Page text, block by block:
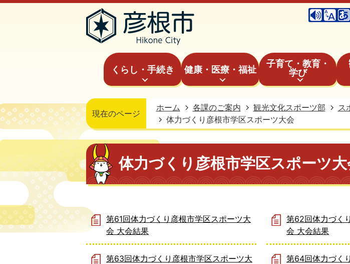
くらし・手続き 健康・医療・福祉
子育て・教育・
学び
現在のページ
ホーム 各課のご案内 観光文化スポーツ部 ス
体力づくり彦根市学区スポーツ大会
体力づくり彦根市学区スポーツ
第61回体力づくり彦根市学区スポーツ大
会 大会結果
第62回体力づく
会 大会結果
第63回体力づくり彦根市学区スポーツ大
第64回体力づく